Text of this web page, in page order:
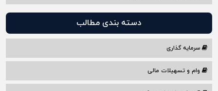
دسته بندی مطالب
سرمایه گذاری
وام و تسهیلات مالی